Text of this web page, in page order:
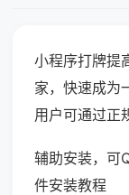
小程序打牌提
家，快速成为
用户可通过正
辅助安装，可
件安装教程